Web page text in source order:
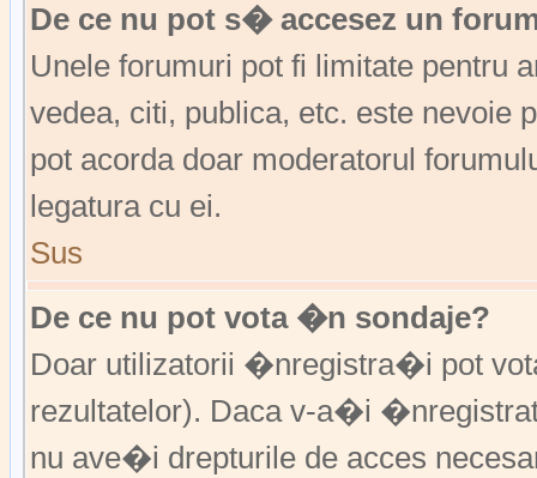
De ce nu pot s� accesez un
Unele forumuri pot fi limitate pentru
vedea, citi, publica, etc. este
pot acorda doar moderatorul
legatura cu ei.
Sus
De ce nu pot vota �n sondaje?
Doar utilizatorii �nregistra�i pot
rezultatelor). Daca v-a�i
nu ave�i drepturile de acces